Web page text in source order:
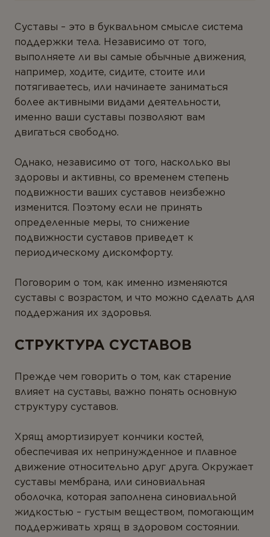
Антиоксиданты
Омега-3
Магний
Мультивитамины
Пробиотики
Комплексы
Белок и аминокислоты
Коэнзим
Растения
Ферменты
Вегетарианство и веганство
Линейка Омега-3
Суставы – это в буквальном смысле система
поддержки тела. Независимо от того,
выполняете ли вы самые обычные движения,
например, ходите, сидите, стоите или
потягиваетесь, или начинаете заниматься
более активными видами деятельности,
именно ваши суставы позволяют вам
двигаться свободно.
Однако, независимо от того, насколько вы
здоровы и активны, со временем степень
подвижности ваших суставов неизбежно
изменится. Поэтому если не принять
определенные меры, то снижение
подвижности суставов приведет к
периодическому дискомфорту.
Поговорим о том, как именно изменяются
суставы с возрастом, и что можно сделать для
поддержания их здоровья.
СТРУКТУРА СУСТАВОВ
Прежде чем говорить о том, как старение
влияет на суставы, важно понять основную
структуру суставов.
Хрящ амортизирует кончики костей,
обеспечивая их непринужденное и плавное
движение относительно друг друга. Окружает
суставы мембрана, или синовиальная
оболочка, которая заполнена синовиальной
жидкостью – густым веществом, помогающим
поддерживать хрящ в здоровом состоянии.